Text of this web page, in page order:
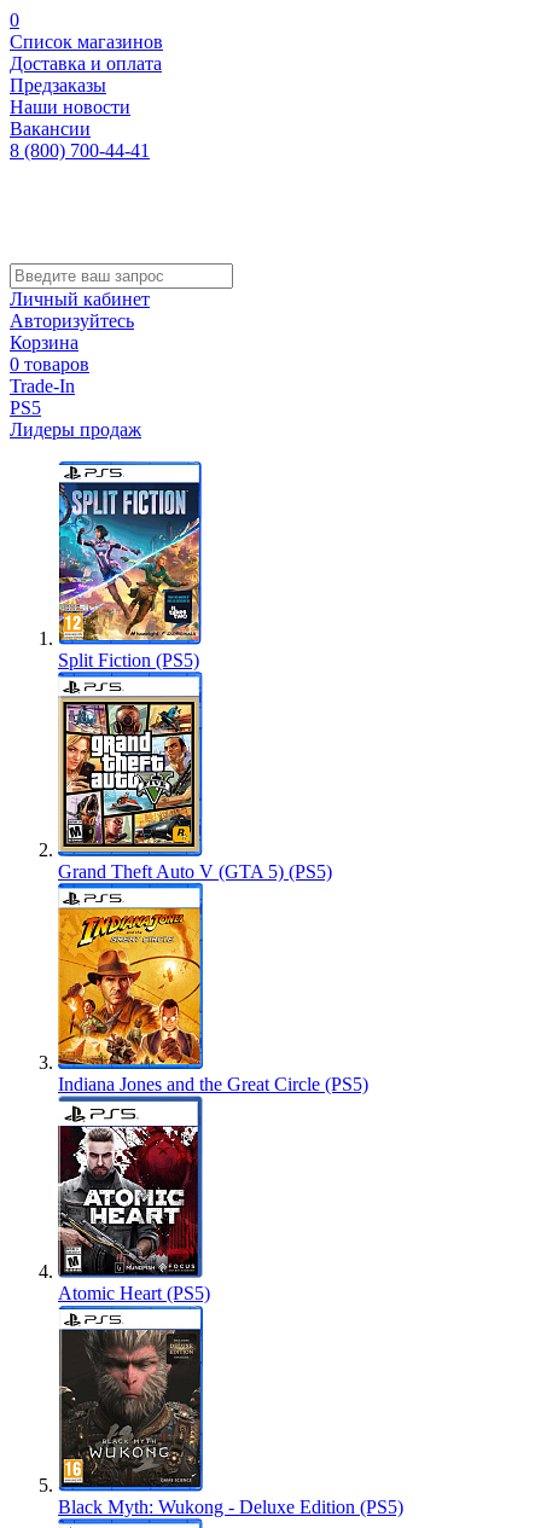
0
Список магазинов
Доставка и оплата
Предзаказы
Наши новости
Вакансии
8 (800) 700-44-41
Личный кабинет
Авторизуйтесь
Корзина
0 товаров
Trade-In
PS5
Лидеры продаж
Split Fiction (PS5)
Grand Theft Auto V (GTA 5) (PS5)
Indiana Jones and the Great Circle (PS5)
Atomic Heart (PS5)
Black Myth: Wukong - Deluxe Edition (PS5)